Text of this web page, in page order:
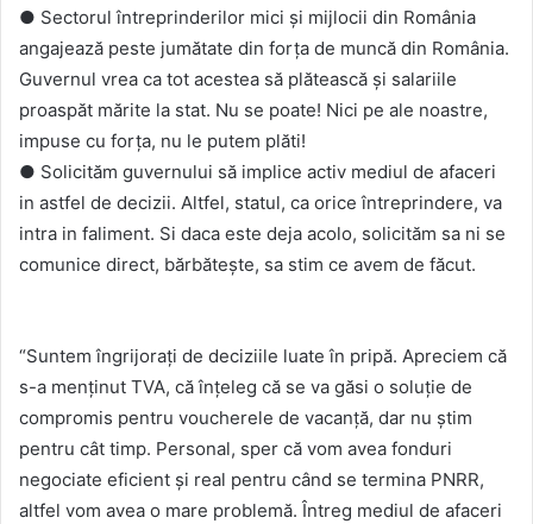
● Sectorul întreprinderilor mici și mijlocii din România
angajează peste jumătate din forța de muncă din România.
Guvernul vrea ca tot acestea să plătească și salariile
proaspăt mărite la stat. Nu se poate! Nici pe ale noastre,
impuse cu forța, nu le putem plăti!
● Solicităm guvernului să implice activ mediul de afaceri
in astfel de decizii. Altfel, statul, ca orice întreprindere, va
intra in faliment. Si daca este deja acolo, solicităm sa ni se
comunice direct, bărbătește, sa stim ce avem de făcut.
“Suntem îngrijorați de deciziile luate în pripă. Apreciem că
s-a menținut TVA, că înțeleg că se va găsi o soluție de
compromis pentru voucherele de vacanță, dar nu știm
pentru cât timp. Personal, sper că vom avea fonduri
negociate eficient și real pentru când se termina PNRR,
altfel vom avea o mare problemă. Întreg mediul de afaceri